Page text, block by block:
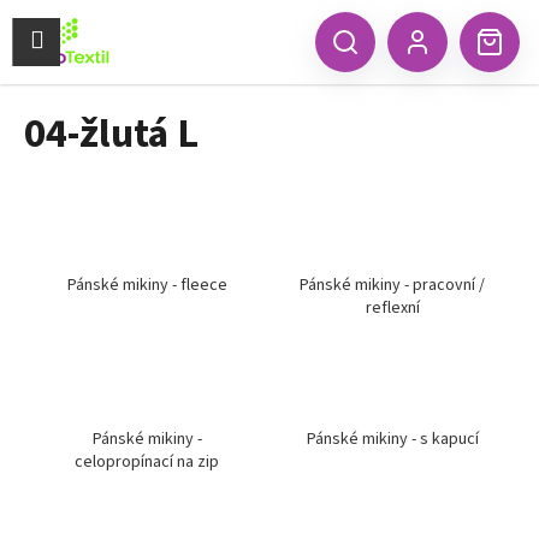
obsah
HledatPřihlášení
Menu
04-žlutá L
Pánské mikiny - fleece
Pánské mikiny - pracovní /
reflexní
Pánské mikiny -
celopropínací na zip
Pánské mikiny - s kapucí
K
š Zpět
Zpět
C